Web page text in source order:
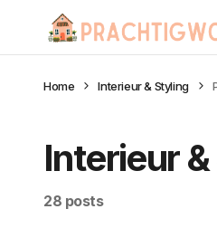
Home Interieur & Styling
Interieur
28 posts